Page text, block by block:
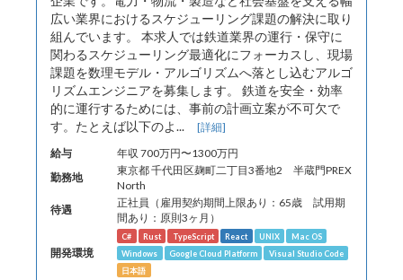
広い業界におけるスケジューリング課題の解決に取り
組んでいます。 本求人では鉄道業界の運行・保守に
関わるスケジューリング最適化にフォーカスし、現場
課題を数理モデル・アルゴリズムへ落とし込むアルゴ
リズムエンジニアを募集します。 鉄道を安全・効率
的に運行するためには、事前の計画立案が不可欠で
す。たとえば以下のよ... [詳細]
給与
年収 700万円〜1300万円
勤務地
東京都 千代田区麹町二丁目3番地2 半蔵門PREX
North
待遇
正社員（雇用契約期間上限あり：65歳 試用期
間あり：原則3ヶ月）
開発環境
C# Rust TypeScript React UNIX
Mac OS
Windows
Google Cloud Platform
Visual Studio Code
日本語